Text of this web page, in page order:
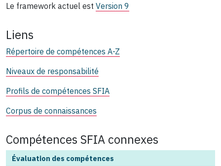
Le framework actuel est Version 9
Liens
Répertoire de compétences A-Z
Niveaux de responsabilité
Profils de compétences SFIA
Corpus de connaissances
Compétences SFIA connexes
Évaluation des compétences